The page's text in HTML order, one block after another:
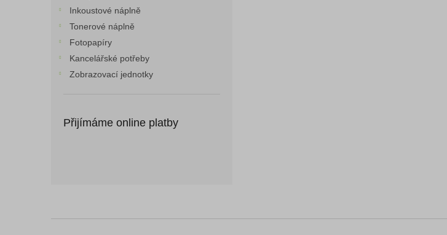
Inkoustové náplně
Tonerové náplně
Fotopapíry
Kancelářské potřeby
Zobrazovací jednotky
Přijímáme online platby